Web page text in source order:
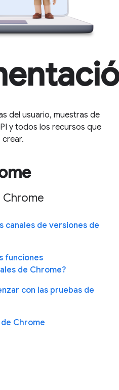
del usuario, muestras de
y todos los recursos que
crear.
canales de versiones de
funciones
de Chrome?
con las pruebas de
Chrome